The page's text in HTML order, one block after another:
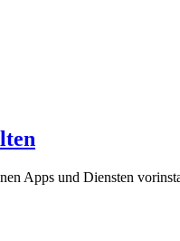
Apps und Diensten